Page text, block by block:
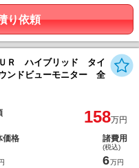
り依頼
Ｒ ハイブリッド タイ
ンドビューモニター 全
158万円
価格
諸費用
(税込)
6万円